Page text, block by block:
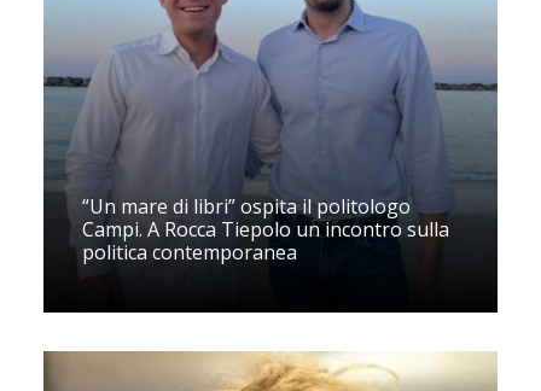
“Un mare di libri” ospita il politologo
Campi. A Rocca Tiepolo un incontro sulla
politica contemporanea